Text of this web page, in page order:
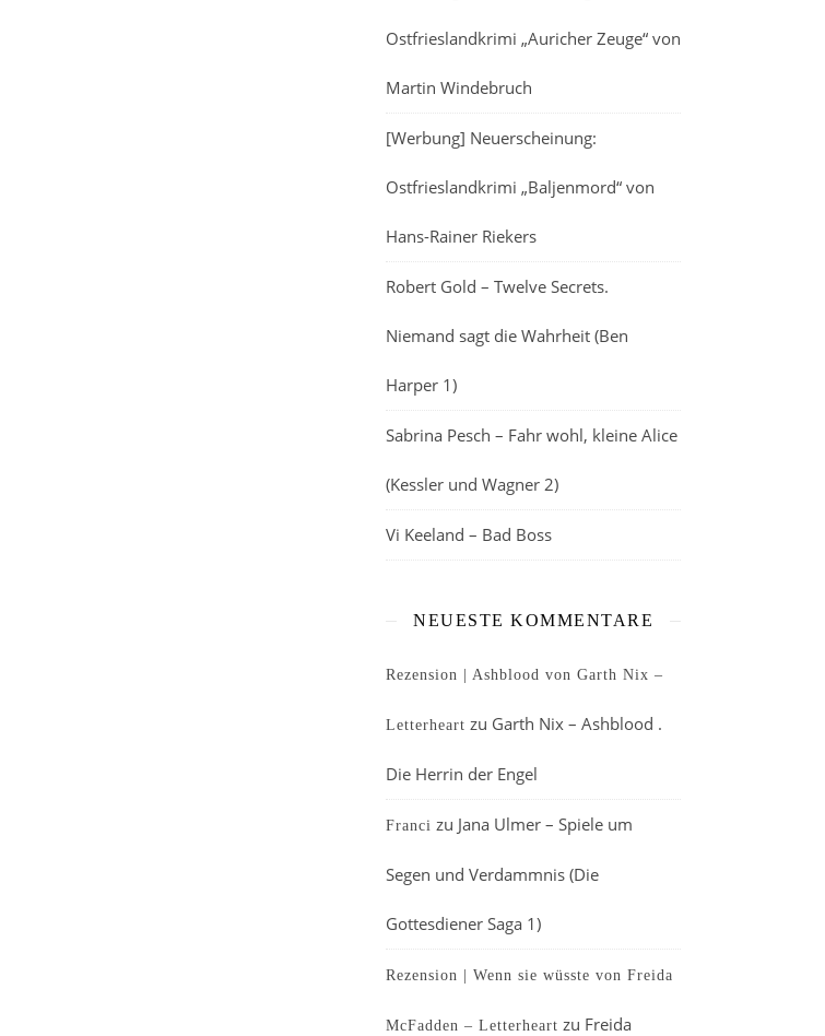
Ostfrieslandkrimi „Auricher Zeuge“ von
Martin Windebruch
[Werbung] Neuerscheinung:
Ostfrieslandkrimi „Baljenmord“ von
Hans-Rainer Riekers
Robert Gold – Twelve Secrets.
Niemand sagt die Wahrheit (Ben
Harper 1)
Sabrina Pesch – Fahr wohl, kleine Alice
(Kessler und Wagner 2)
Vi Keeland – Bad Boss
NEUESTE KOMMENTARE
Rezension | Ashblood von Garth Nix –
Letterheart zu Garth Nix – Ashblood .
Die Herrin der Engel
Franci zu Jana Ulmer – Spiele um
Segen und Verdammnis (Die
Gottesdiener Saga 1)
Rezension | Wenn sie wüsste von Freida
McFadden – Letterheart zu Freida